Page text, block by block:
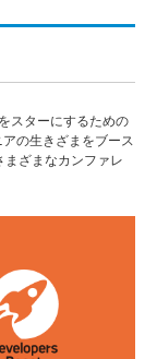
スターにするための
の生きざまをブース
ざまなカンファレ